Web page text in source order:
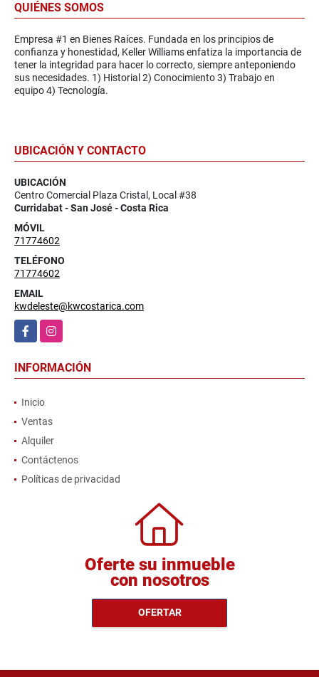
QUIÉNES SOMOS
Empresa #1 en Bienes Raíces. Fundada en los principios de
confianza y honestidad, Keller Williams enfatiza la importancia de
tener la integridad para hacer lo correcto, siempre anteponiendo
sus necesidades. 1) Historial 2) Conocimiento 3) Trabajo en
equipo 4) Tecnología.
UBICACIÓN Y CONTACTO
UBICACIÓN
Centro Comercial Plaza Cristal, Local #38
Curridabat - San José - Costa Rica
MÓVIL
71774602
TELÉFONO
71774602
EMAIL
kwdeleste@kwcostarica.com
FacebookInstagram
INFORMACIÓN
Inicio
Ventas
Alquiler
Contáctenos
Políticas de privacidad
Oferte su inmueble
con nosotros
OFERTAR